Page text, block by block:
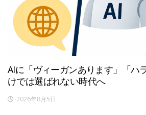
AIに「ヴィーガンあります」「ハ
けでは選ばれない時代へ
2026年8月5日